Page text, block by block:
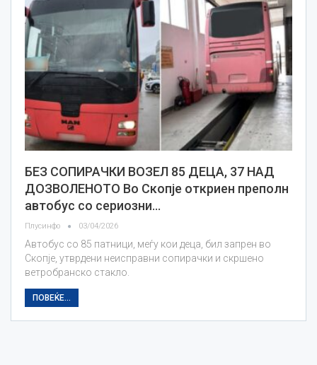
БЕЗ СОПИРАЧКИ ВОЗЕЛ 85 ДЕЦА, 37 НАД
ДОЗВОЛЕНОТО Во Скопје откриен преполн
автобус со сериозни…
Плусинфо 03/04/2026
Автобус со 85 патници, меѓу кои деца, бил запрен во
Скопје, утврдени неисправни сопирачки и скршено
ветробранско стакло.
ПОВЕЌЕ...